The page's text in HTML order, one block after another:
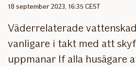
18 september 2023, 16:35 CEST
Väderrelaterade
vanligare i takt med att
uppmanar If alla husägare